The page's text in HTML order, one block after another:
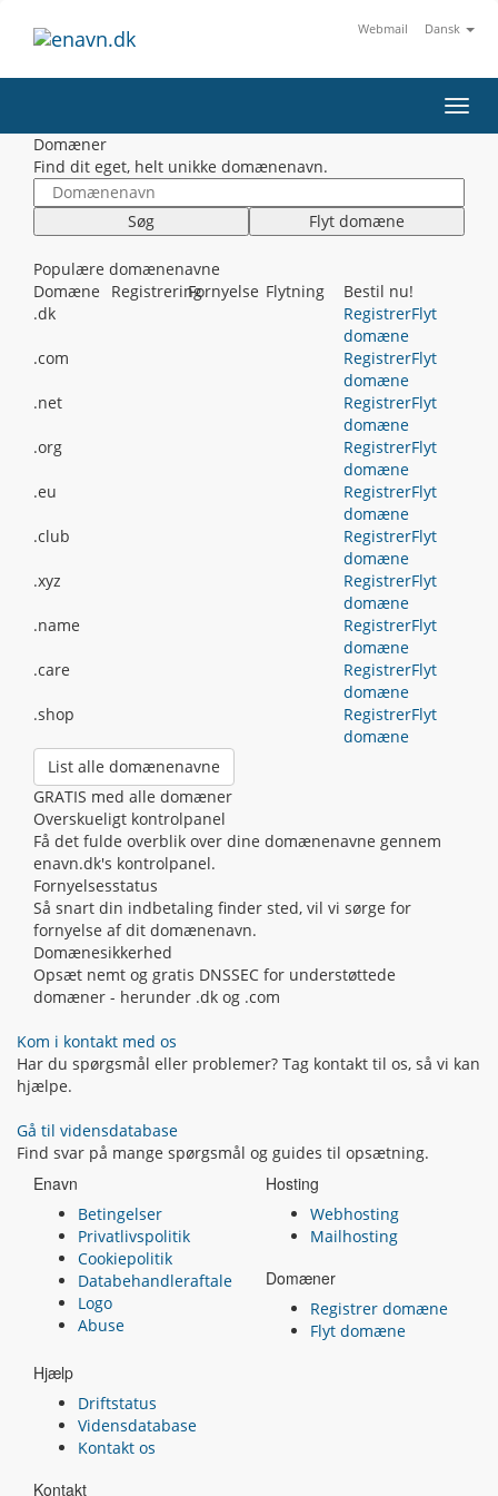
Webmail Dansk
Domæner
Find dit eget, helt unikke domænenavn.
Søg Flyt domæne
Populære domænenavne
Domæne
RegistreringFornyelse Flytning
Bestil nu!
.dk
RegistrerFlyt
domæne
.com
RegistrerFlyt
domæne
.net
RegistrerFlyt
domæne
.org
RegistrerFlyt
domæne
.eu
RegistrerFlyt
domæne
.club
RegistrerFlyt
domæne
.xyz
RegistrerFlyt
domæne
.name
RegistrerFlyt
domæne
.care
RegistrerFlyt
domæne
.shop
RegistrerFlyt
domæne
List alle domænenavne
GRATIS med alle domæner
Overskueligt kontrolpanel
Få det fulde overblik over dine domænenavne gennem
enavn.dk's kontrolpanel.
Fornyelsesstatus
Så snart din indbetaling finder sted, vil vi sørge for
fornyelse af dit domænenavn.
Domænesikkerhed
Opsæt nemt og gratis DNSSEC for understøttede
domæner - herunder .dk og .com
Kom i kontakt med os
Har du spørgsmål eller problemer? Tag kontakt til os, så vi kan
hjælpe.
Gå til vidensdatabase
Find svar på mange spørgsmål og guides til opsætning.
Enavn
Betingelser
Privatlivspolitik
Cookiepolitik
Databehandleraftale
Logo
Abuse
Hosting
Webhosting
Mailhosting
Domæner
Registrer domæne
Flyt domæne
Hjælp
Driftstatus
Vidensdatabase
Kontakt os
Kontakt